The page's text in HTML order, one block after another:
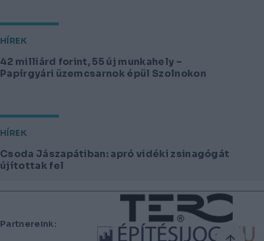
HÍREK
42 milliárd forint, 55 új munkahely –
Papírgyári üzemcsarnok épül Szolnokon
HÍREK
Csoda Jászapátiban: apró vidéki zsinagógát
újítottak fel
Lábléc
Partnereink: